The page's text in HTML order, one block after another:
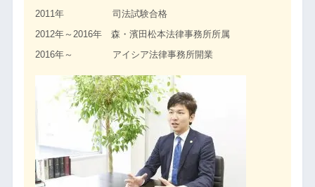
2011年 司法試験合格
2012年～2016年 森・濱田松本法律事務所所属
2016年～ アイシア法律事務所開業